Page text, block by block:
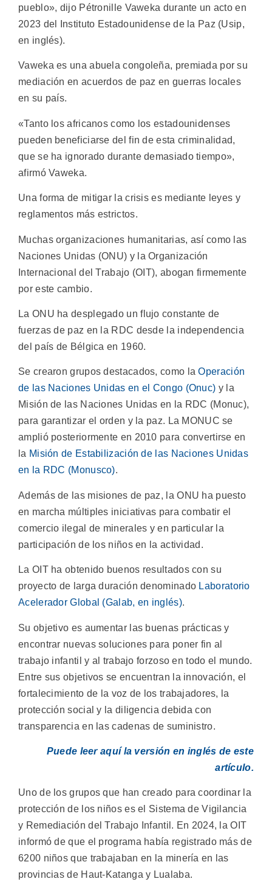
pueblo», dijo Pétronille Vaweka durante un acto en
2023 del Instituto Estadounidense de la Paz (Usip,
en inglés).
Vaweka es una abuela congoleña, premiada por su
mediación en acuerdos de paz en guerras locales
en su país.
«Tanto los africanos como los estadounidenses
pueden beneficiarse del fin de esta criminalidad,
que se ha ignorado durante demasiado tiempo»,
afirmó Vaweka.
Una forma de mitigar la crisis es mediante leyes y
reglamentos más estrictos.
Muchas organizaciones humanitarias, así como las
Naciones Unidas (ONU) y la Organización
Internacional del Trabajo (OIT), abogan firmemente
por este cambio.
La ONU ha desplegado un flujo constante de
fuerzas de paz en la RDC desde la independencia
del país de Bélgica en 1960.
Se crearon grupos destacados, como laOperación
de las Naciones Unidas en el Congo (Onuc) y la
Misión de las Naciones Unidas en la RDC (Monuc),
para garantizar el orden y la paz. La MONUC se
amplió posteriormente en 2010 para convertirse en
la Misión de Estabilización de las Naciones Unidas
en la RDC (Monusco).
Además de las misiones de paz, la ONU ha puesto
en marcha múltiples iniciativas para combatir el
comercio ilegal de minerales y en particular la
participación de los niños en la actividad.
La OIT ha obtenido buenos resultados con su
proyecto de larga duración denominado Laboratorio
Acelerador Global (Galab, en inglés).
Su objetivo es aumentar las buenas prácticas y
encontrar nuevas soluciones para poner fin al
trabajo infantil y al trabajo forzoso en todo el mundo.
Entre sus objetivos se encuentran la innovación, el
fortalecimiento de la voz de los trabajadores, la
protección social y la diligencia debida con
transparencia en las cadenas de suministro.
Puede leer aquí la versión en inglés de este
artículo.
Uno de los grupos que han creado para coordinar la
protección de los niños es el Sistema de Vigilancia
y Remediación del Trabajo Infantil. En 2024, la OIT
informó de que el programa había registrado más de
6200 niños que trabajaban en la minería en las
provincias de Haut-Katanga y Lualaba.